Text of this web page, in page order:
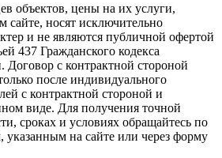
объектов, цены на их услуги,
сайте, носят исключительно
и не являются публичной офертой
437 Гражданского кодекса
Договор с контрактной стороной
после индивидуального
с контрактной стороной и
виде. Для получения точной
сроках и условиях обращайтесь по
указанным на сайте или через форму